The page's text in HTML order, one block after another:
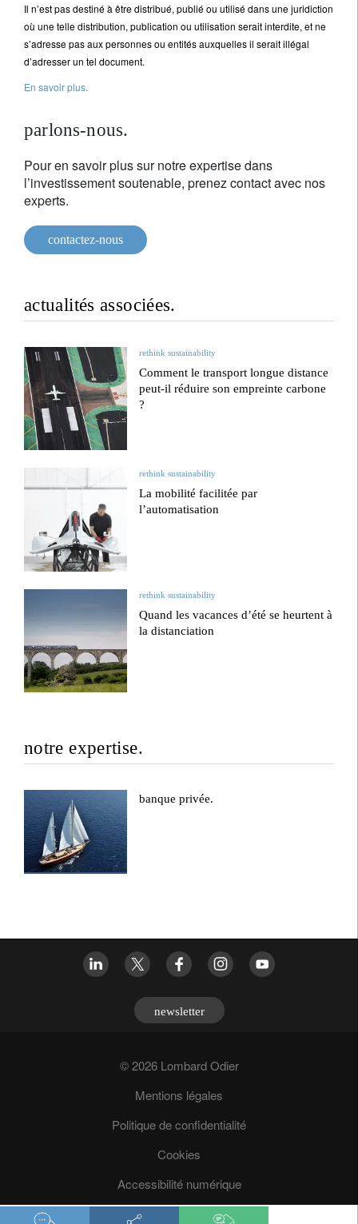
Il n’est pas destiné à être distribué, publié ou utilisé dans une juridiction
où une telle distribution, publication ou utilisation serait interdite, et ne
s’adresse pas aux personnes ou entités auxquelles il serait illégal
d’adresser un tel document.
En savoir plus.
parlons-nous.
Pour en savoir plus sur notre expertise dans
l’investissement soutenable, prenez contact avec nos
experts.
contactez-nous
actualités associées.
rethink sustainability
Comment le transport longue distance
peut-il réduire son empreinte carbone
?
rethink sustainability
La mobilité facilitée par
l’automatisation
rethink sustainability
Quand les vacances d’été se heurtent à
la distanciation
notre expertise.
banque privée.
newsletter
© 2026 Lombard Odier
Mentions légales
Politique de confidentialité
Cookies
Accessibilité numérique
Prévention des fraudes